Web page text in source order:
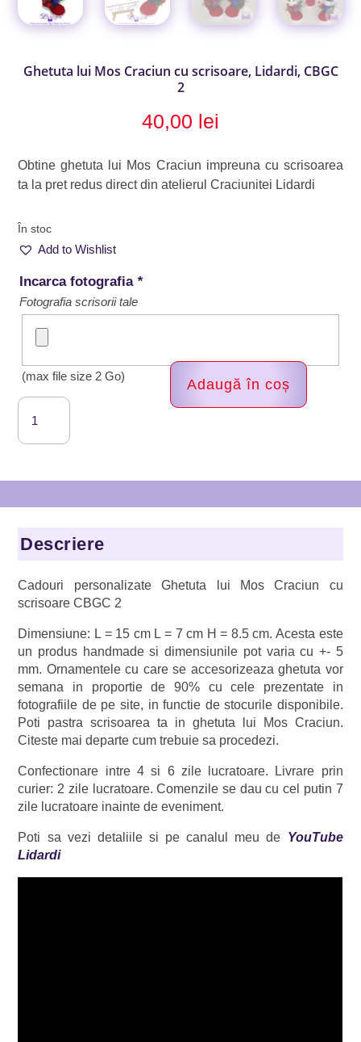
Ghetuta lui Mos Craciun cu scrisoare, Lidardi, CBGC
2
40,00 lei
Obtine ghetuta lui Mos Craciun impreuna cu scrisoarea
ta la pret redus direct din atelierul Craciunitei Lidardi
În stoc
Add to Wishlist
Incarca fotografia*
Fotografia scrisorii tale
(max file size 2 Go)
Cantitate
Ghetuta
lui
cu
Lidardi,
2
Adaugă în coș
Descriere
Cadouri personalizate Ghetuta lui Mos Craciun cu
scrisoare CBGC 2
Dimensiune: L = 15 cm L = 7 cm H = 8.5 cm. Acesta este
un produs handmade si dimensiunile pot varia cu +- 5
mm. Ornamentele cu care se accesorizeaza ghetuta vor
semana in proportie de 90% cu cele prezentate in
fotografiile de pe site, in functie de stocurile disponibile.
Poti pastra scrisoarea ta in ghetuta lui Mos Craciun.
Citeste mai departe cum trebuie sa procedezi.
Confectionare intre 4 si 6 zile lucratoare. Livrare prin
curier: 2 zile lucratoare. Comenzile se dau cu cel putin 7
zile lucratoare inainte de eveniment.
Poti sa vezi detaliile si pe canalul meu de YouTube
Lidardi